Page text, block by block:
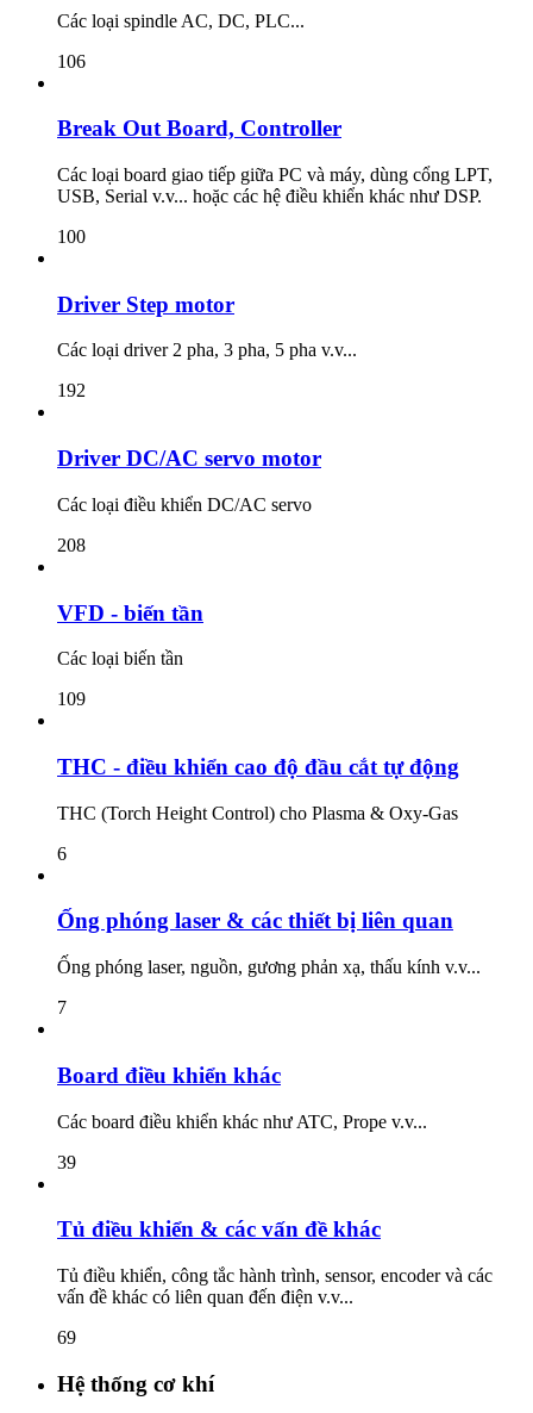
Các loại spindle AC, DC, PLC...
106
Break Out Board, Controller
Các loại board giao tiếp giữa PC và máy, dùng cổng LPT,
USB, Serial v.v... hoặc các hệ điều khiển khác như DSP.
100
Driver Step motor
Các loại driver 2 pha, 3 pha, 5 pha v.v...
192
Driver DC/AC servo motor
Các loại điều khiển DC/AC servo
208
VFD - biến tần
Các loại biến tần
109
THC - điều khiển cao độ đầu cắt tự động
THC (Torch Height Control) cho Plasma & Oxy-Gas
6
Ống phóng laser & các thiết bị liên quan
Ống phóng laser, nguồn, gương phản xạ, thấu kính v.v...
7
Board điều khiển khác
Các board điều khiển khác như ATC, Prope v.v...
39
Tủ điều khiển & các vấn đề khác
Tủ điều khiển, công tắc hành trình, sensor, encoder và các
vấn đề khác có liên quan đến điện v.v...
69
Hệ thống cơ khí